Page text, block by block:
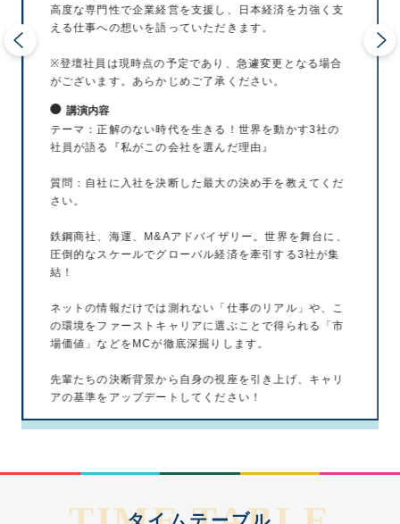
高度な専門性で企業経営を支援し、日本経済を力強く支
える仕事への想いを語っていただきます。
※登壇社員は現時点の予定であり、急遽変更となる場合
がございます。あらかじめご了承ください。
講演内容
テーマ：正解のない時代を生きる！世界を動かす3社の
社員が語る『私がこの会社を選んだ理由』
質問：自社に入社を決断した最大の決め手を教えてくだ
さい。
鉄鋼商社、海運、M&Aアドバイザリー。世界を舞台に、
圧倒的なスケールでグローバル経済を牽引する3社が集
結！
ネットの情報だけでは測れない「仕事のリアル」や、こ
の環境をファーストキャリアに選ぶことで得られる「市
場価値」などをMCが徹底深掘りします。
先輩たちの決断背景から自身の視座を引き上げ、キャリ
アの基準をアップデートしてください！